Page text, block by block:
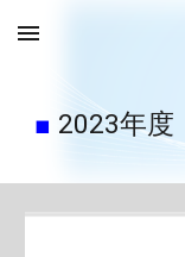
Skip to main content
■ 2023年度